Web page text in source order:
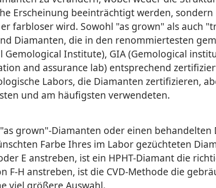
Erscheinung beeinträchtigt werden,
farbloser wird. Sowohl "as grown" als auch
Diamanten, die in den renommiertesten
Institute), GIA (Gemological
and assurance lab) entsprechend
Labors, die Diamanten zertifizieren,
und am häufigsten verwendeten.
grown"-Diamanten oder einen
Farbe Ihres im Labor gezüchteten
E anstreben, ist ein HPHT-Diamant die
F-H anstreben, ist die CVD-Methode die
viel größere Auswahl.